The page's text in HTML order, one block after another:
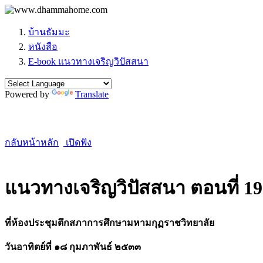
บ้านธัมมะ
หนังสือ
E-book แนวทางเจริญวิปัสสนา
Powered by Translate
กลับหน้าหลัก เปิดฟัง
แนวทางเจริญวิปัสสนา ตอนที่
ที่ห้องประชุมตึกสภาการศึกษามหามกุฏราชวิทยาลัย
วันอาทิตย์ที่ ๑๘ กุมภาพันธ์ ๒๕๓๓